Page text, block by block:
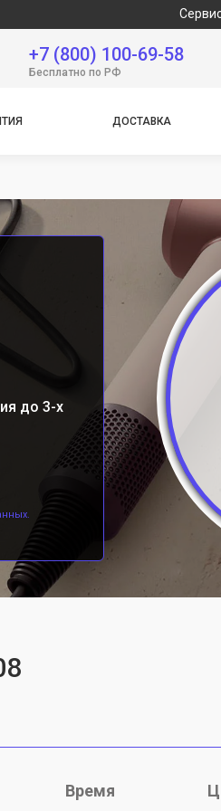
Сервисный
+7 (800) 100-69-58
Бесплатно по РФ
ДОСТАВКА
до 3-х
Время